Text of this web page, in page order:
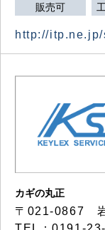
販売可
http://
カギの丸正
〒021-0867